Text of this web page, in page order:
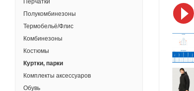
Перчатки
Полукомбинезоны
Термобельё/Флис
Комбинезоны
Костюмы
Куртки, парки
Комплекты аксессуаров
Обувь